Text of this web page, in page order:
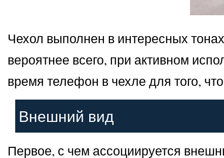
Чехол выполнен в интересных
вероятнее всего, при активном
время телефон в чехле для того,
Внешний вид
Первое, с чем ассоциируется